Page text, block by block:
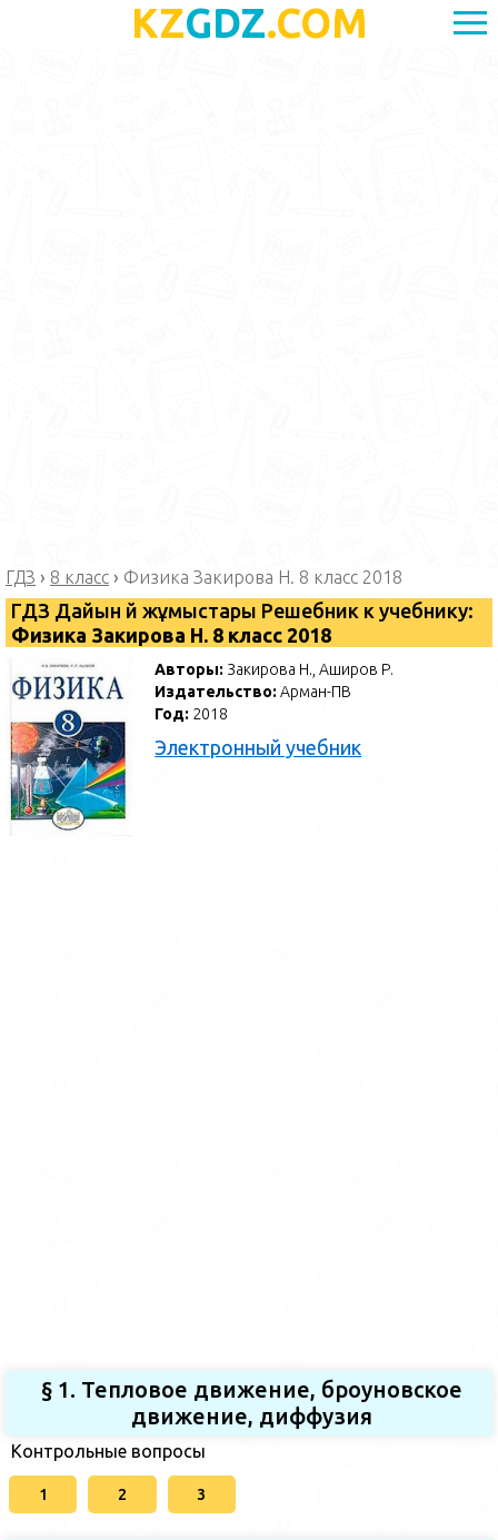
KZGDZ.COM
ГДЗ › 8 класс › Физика Закирова Н. 8 класс 2018
ГДЗ Дайын үй жұмыстары Решебник к учебнику:
Физика Закирова Н. 8 класс 2018
Авторы: Закирова Н., Аширов Р.
Издательство:Арман-ПВ
Год: 2018
Электронный учебник
§ 1. Тепловое движение, броуновское
движение, диффузия
Контрольные вопросы
1 2 3